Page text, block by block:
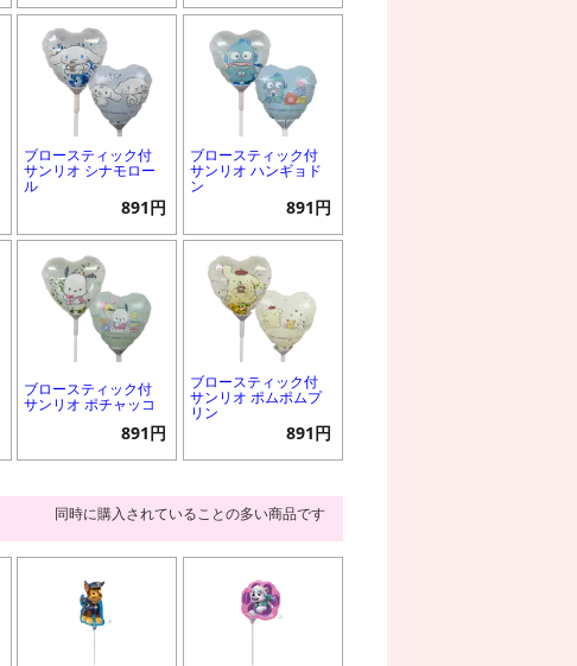
ブロースティック付
サンリオ シナモロー
ル
891円
ブロースティック付
サンリオ ハンギョド
ン
891円
ブロースティック付
サンリオ ポチャッコ
891円
ブロースティック付
サンリオ ポムポムプ
リン
891円
同時に購入されていることの多い商品です